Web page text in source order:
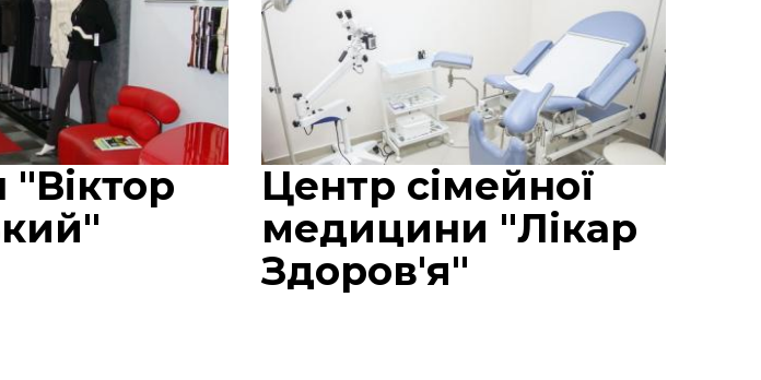
Центр сімейної
медицини "Лікар
Здоров'я"